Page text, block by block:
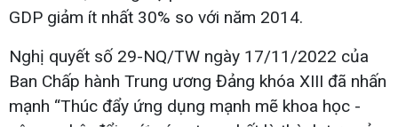
GDP giảm ít nhất 30% so với năm 2014.
Nghị quyết số 29-NQ/TW ngày 17/11/2022 của
Ban Chấp hành Trung ương Đảng khóa XIII đã nhấn
mạnh “Thúc đẩy ứng dụng mạnh mẽ khoa học -